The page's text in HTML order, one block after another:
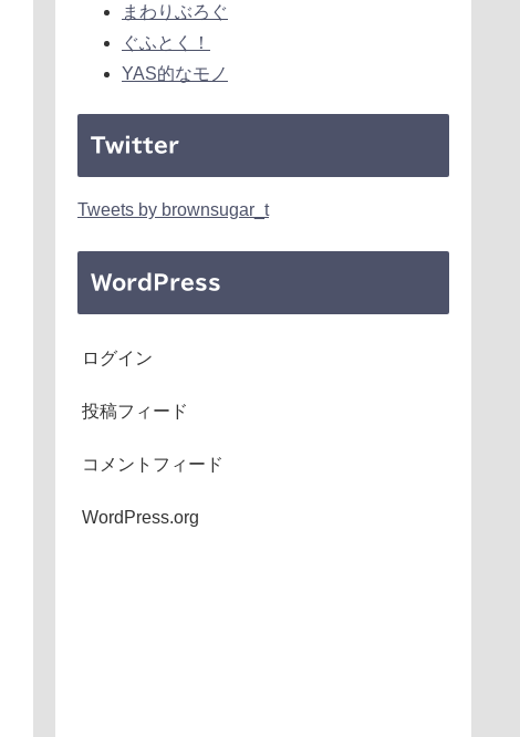
まわりぶろぐ
ぐふとく！
YAS的なモノ
Twitter
Tweets by brownsugar_t
WordPress
ログイン
投稿フィード
コメントフィード
WordPress.org